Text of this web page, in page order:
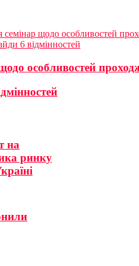
семінар щодо особливостей
6 відмінностей
особливостей
на
ринку